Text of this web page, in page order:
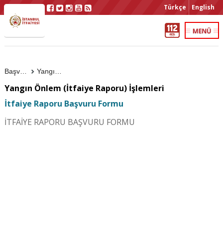
Türkçe English
Başvuru Bilgileri
Yangın Önlem (İtfaiye Raporu) İşlemleri
İtfaiye Raporu Başvuru Formu
İTFAİYE RAPORU BAŞVURU FORMU